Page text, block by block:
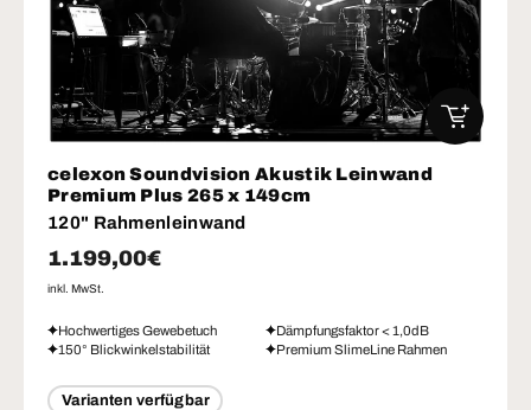
celexon Soundvision Akustik Leinwand
Premium Plus 265 x 149cm
120" Rahmenleinwand
Normaler Preis
1.199,00€
inkl. MwSt.
Hochwertiges Gewebetuch
Dämpfungsfaktor < 1,0dB
150° Blickwinkelstabilität
Premium SlimeLine Rahmen
Varianten verfügbar
IN DEN